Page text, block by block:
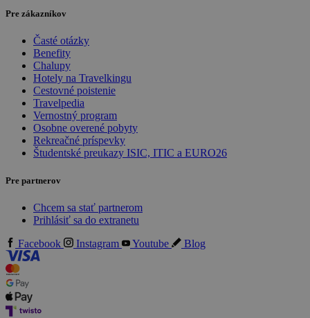
Pre zákazníkov
Časté otázky
Benefity
Chalupy
Hotely na Travelkingu
Cestovné poistenie
Travelpedia
Vernostný program
Osobne overené pobyty
Rekreačné príspevky
Študentské preukazy ISIC, ITIC a EURO26
Pre partnerov
Chcem sa stať partnerom
Prihlásiť sa do extranetu
Facebook
Instagram Youtube Blog